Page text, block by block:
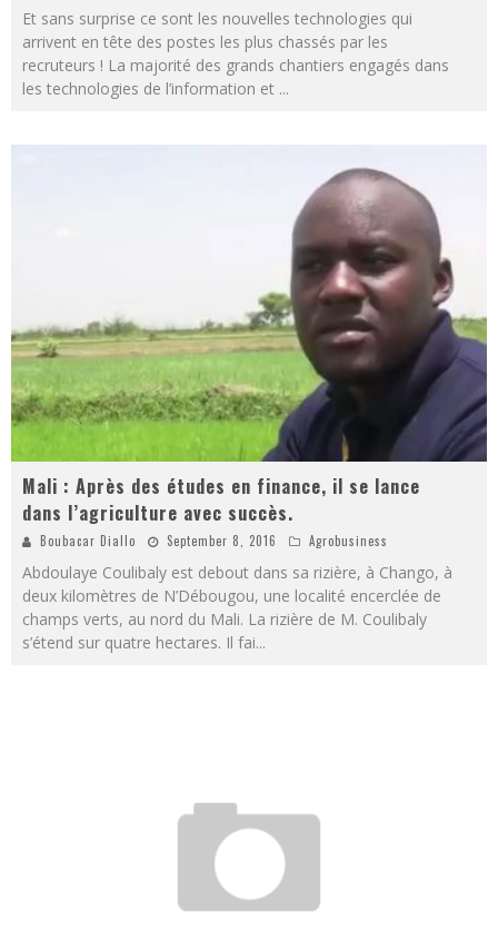
Et sans surprise ce sont les nouvelles technologies qui
arrivent en tête des postes les plus chassés par les
recruteurs ! La majorité des grands chantiers engagés dans
les technologies de l’information et ...
Mali : Après des études en finance, il se lance
dans l’agriculture avec succès.
Boubacar Diallo September 8, 2016 Agrobusiness
Abdoulaye Coulibaly est debout dans sa rizière, à Chango, à
deux kilomètres de N’Débougou, une localité encerclée de
champs verts, au nord du Mali. La rizière de M. Coulibaly
s’étend sur quatre hectares. Il fai...